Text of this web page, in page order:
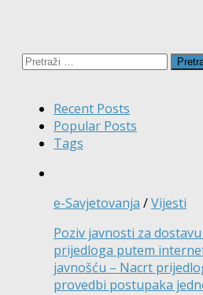
Pretraži:
Recent Posts
Popular Posts
Tags
e-Savjetovanja /Vijesti
Poziv javnosti za
prijedloga putem
javnošću – Nacrt
provedbi postupaka